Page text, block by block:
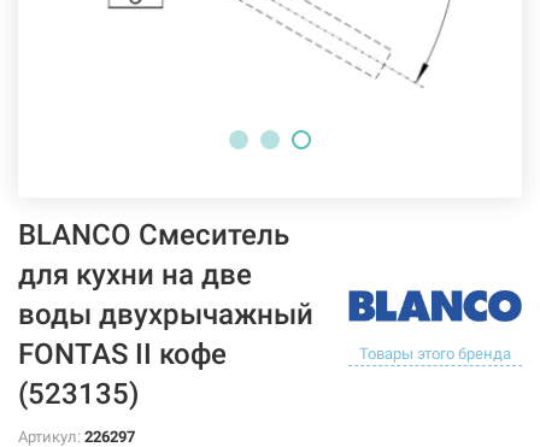
BLANCO Смеситель
для кухни на две
воды двухрычажный
FONTAS II кофе
(523135)
Товары этого бренда
Артикул: 226297